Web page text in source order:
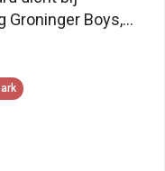
Groninger Boys,